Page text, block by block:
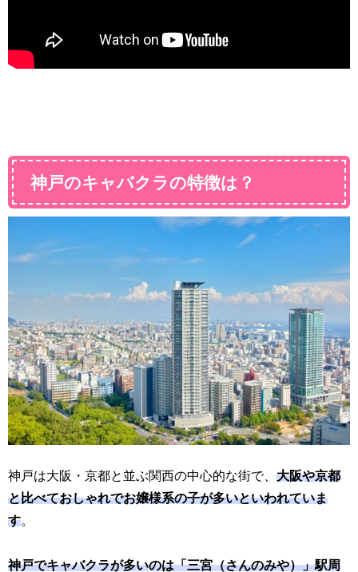
神戸のキャバクラの特徴は？
神戸は大阪・京都と並ぶ関西の中心的な街で、 大阪や京都
と比べておしゃれでお嬢様系の子が多いといわれていま
す
神戸でキャバクラが多いのは「三宮（さんのみや）」駅周